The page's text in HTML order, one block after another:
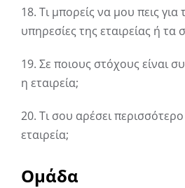
18. Τι μπορείς να μου πεις
υπηρεσίες της εταιρείας ή τα
19. Σε ποιους στόχους είναι
η εταιρεία;
20. Τι σου αρέσει
εταιρεία;
Ομάδα